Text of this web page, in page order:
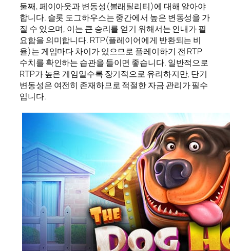
둘째, 페이아웃과 변동성(볼래틸리티)에 대해 알아야
합니다. 슬롯 도그하우스는 중간에서 높은 변동성을 가
질 수 있으며, 이는 큰 승리를 얻기 위해서는 인내가 필
요함을 의미합니다. RTP(플레이어에게 반환되는 비
율)는 게임마다 차이가 있으므로 플레이하기 전 RTP
수치를 확인하는 습관을 들이면 좋습니다. 일반적으로
RTP가 높은 게임일수록 장기적으로 유리하지만, 단기
변동성은 여전히 존재하므로 적절한 자금 관리가 필수
입니다.